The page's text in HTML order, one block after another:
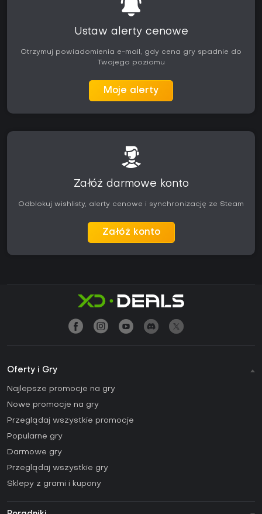
Ustaw alerty cenowe
Otrzymuj powiadomienia e-mail, gdy cena gry spadnie do
Twojego poziomu
Moje alerty
Załóż darmowe konto
Odblokuj wishlisty, alerty cenowe i synchronizację ze Steam
Załóż konto
Oferty i Gry
Najlepsze promocje na gry
Nowe promocje na gry
Przeglądaj wszystkie promocje
Popularne gry
Darmowe gry
Przeglądaj wszystkie gry
Sklepy z grami i kupony